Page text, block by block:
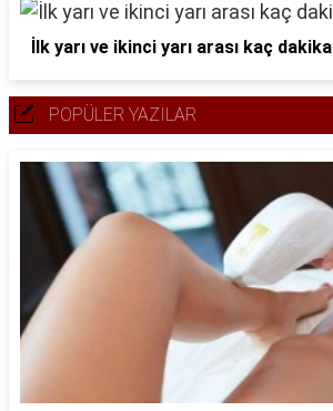
İlk yarı ve ikinci yarı arası kaç dakika
POPÜLER YAZILAR